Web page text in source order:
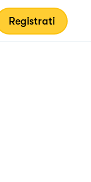
Registrati